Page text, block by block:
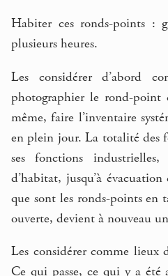
Habiter ces ronds-points :
plusieurs heures.
Les considérer d’abord
photographier le rond-
même, faire l’inventaire
en plein jour. La totalité des
ses fonctions industrielles,
d’habitat, jusqu’à
que sont les ronds-points en
ouverte, devient à nouveau
Les considérer comme lieux
Ce qui passe, ce qui y a été